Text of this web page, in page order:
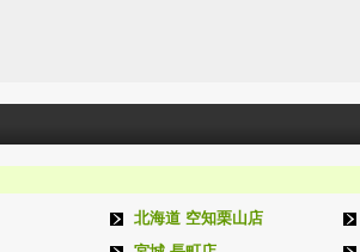
北海道 空知栗山店